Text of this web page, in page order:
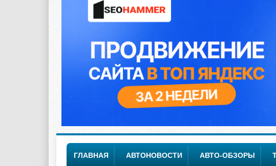
ГЛАВНАЯ АВТОНОВОСТИ АВТО-ОБЗОРЫ